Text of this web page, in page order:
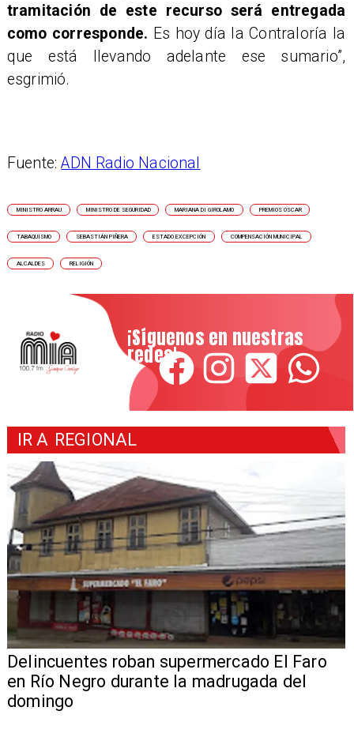
tramitación de este recurso será entregada
como corresponde. Es hoy día la Contraloría la
que está llevando adelante ese sumario”,
esgrimió.
Fuente:ADN Radio Nacional
MINISTRO ARRAU MINISTRO DE SEGURIDAD MARIANA DI GIROLAMO PREMIOS OSCAR
TABAQUISMO SEBASTIÁN PIÑERA ESTADO EXCEPCIÓN COMPENSACIÓN MUNICIPAL
ALCALDES RELIGIÓN
¡Síguenos en nuestras
redes!
IR A REGIONAL
Delincuentes roban supermercado El Faro
en Río Negro durante la madrugada del
domingo